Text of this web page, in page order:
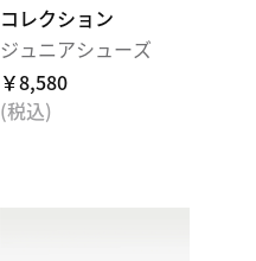
コレクション
ジュニアシューズ
￥8,580
(税込)